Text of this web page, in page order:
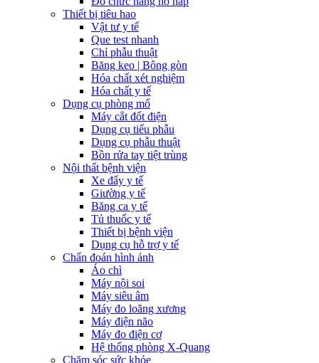
Thiết bị tiêu hao
Vật tư y tế
Que test nhanh
Chỉ phẫu thuật
Băng keo | Bông gòn
Hóa chất xét nghiệm
Hóa chất y tế
Dụng cụ phòng mổ
Máy cắt đốt điện
Dụng cụ tiểu phẫu
Dụng cụ phẫu thuật
Bồn rửa tay tiệt trùng
Nội thất bệnh viện
Xe đẩy y tế
Giường y tế
Băng ca y tế
Tủ thuốc y tế
Thiết bị bệnh viện
Dụng cụ hỗ trợ y tế
Chẩn đoán hình ảnh
Áo chì
Máy nội soi
Máy siêu âm
Máy đo loãng xương
Máy điện não
Máy đo điện cơ
Hệ thống phòng X-Quang
Chăm sóc sức khỏe